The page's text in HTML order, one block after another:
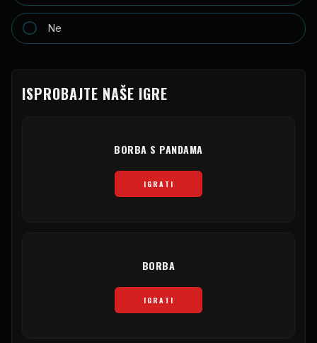
Ne
ISPROBAJTE NAŠE IGRE
BORBA S PANDAMA
IGRATI
BORBA
IGRATI